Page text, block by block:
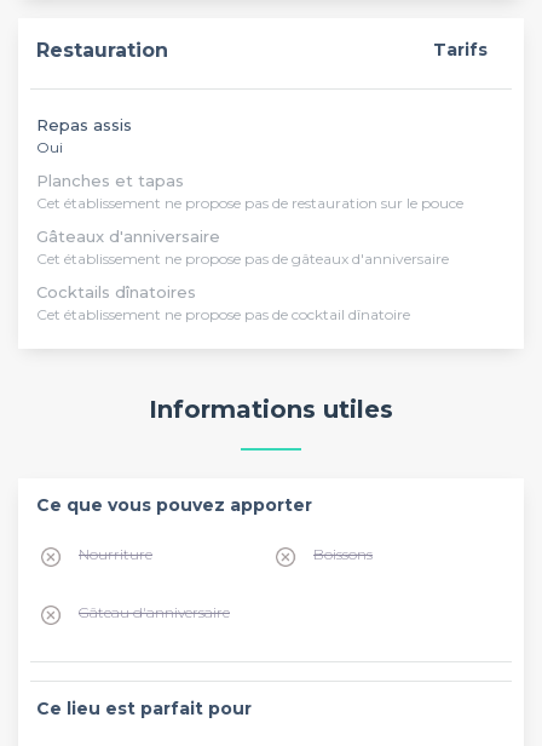
Restauration Tarifs
Repas assis
Oui
Planches et tapas
Cet établissement ne propose pas de restauration sur le pouce
Gâteaux d'anniversaire
Cet établissement ne propose pas de gâteaux d'anniversaire
Cocktails dînatoires
Cet établissement ne propose pas de cocktail dînatoire
Informations utiles
Ce que vous pouvez apporter
Nourriture Boissons
Gâteau d'anniversaire
Ce lieu est parfait pour